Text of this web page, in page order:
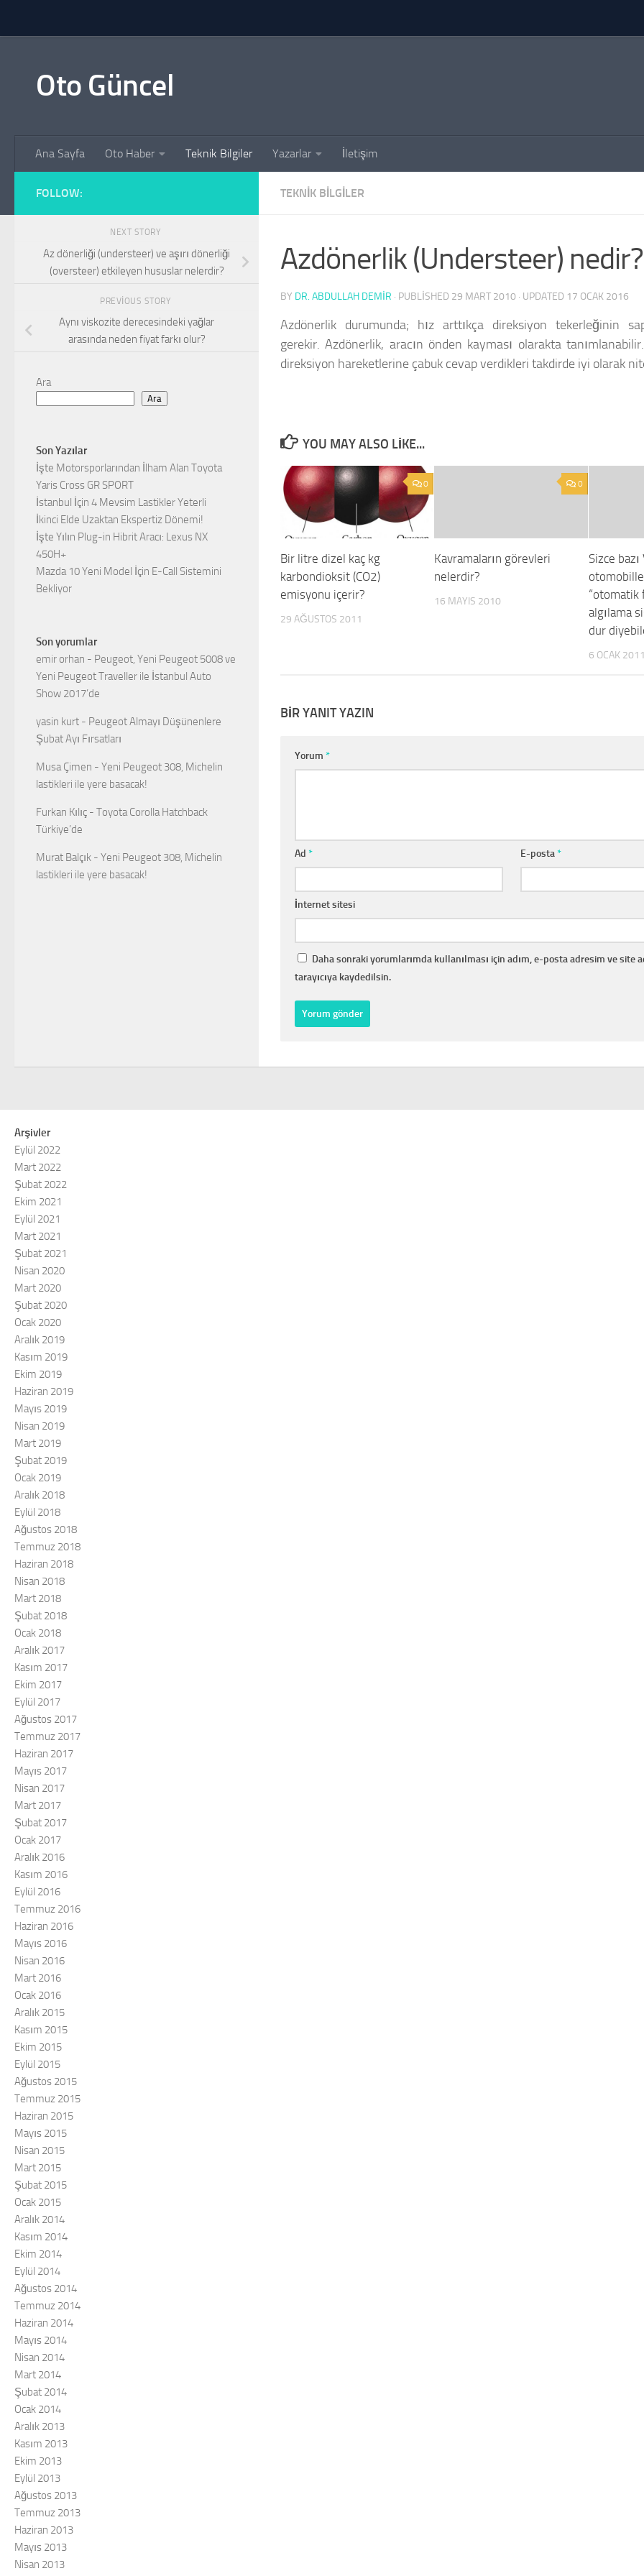
Oto Güncel
Ana Sayfa Oto Haber Teknik Bilgiler Yazarlar İletişim
TEKNIK BILGILER
Azdönerlik (Understeer) nedir?
BY DR. ABDULLAH DEMİR · PUBLISHED 29 MART 2010 · UPDATED 17 OCAK 2016
Azdönerlik durumunda; hız arttıkça direksiyon tekerleğinin
gerekir. Azdönerlik, aracın önden kayması olarakta
direksiyon hareketlerine çabuk cevap verdikleri takdirde iyi olarak
YOU MAY ALSO LIKE...
0
Bir litre dizel kaç kg
karbondioksit (CO2)
emisyonu içerir?
29 AĞUSTOS 2011
0
Kavramaların görevleri
nelerdir?
16 MAYIS 2010
Sizce
“otomatik
algılama
dur
6 OCAK 2011
BIR YANIT YAZIN
Yorum *
Ad * E-posta*
İnternet sitesi
Daha sonraki yorumlarımda kullanılması için adım, e-posta adresim ve site
tarayıcıya kaydedilsin.
FOLLOW:
NEXT STORY
Az dönerliği (understeer) ve aşırı dönerliği
(oversteer) etkileyen hususlar nelerdir?
PREVIOUS STORY
Aynı viskozite derecesindeki yağlar
arasında neden fiyat farkı olur?
Ara
Ara
Son Yazılar
İşte Motorsporlarından İlham Alan Toyota
Yaris Cross GR SPORT
İstanbul İçin 4 Mevsim Lastikler Yeterli
İkinci Elde Uzaktan Ekspertiz Dönemi!
İşte Yılın Plug-in Hibrit Aracı: Lexus NX
450H+
Mazda 10 Yeni Model İçin E-Call Sistemini
Bekliyor
Son yorumlar
emir orhan - Peugeot, Yeni Peugeot 5008 ve
Yeni Peugeot Traveller ile İstanbul Auto
Show 2017’de
yasin kurt - Peugeot Almayı Düşünenlere
Şubat Ayı Fırsatları
Musa Çimen - Yeni Peugeot 308, Michelin
lastikleri ile yere basacak!
Furkan Kılıç - Toyota Corolla Hatchback
Türkiye’de
Murat Balçık - Yeni Peugeot 308, Michelin
lastikleri ile yere basacak!
Arşivler
Eylül 2022
Mart 2022
Şubat 2022
Ekim 2021
Eylül 2021
Mart 2021
Şubat 2021
Nisan 2020
Mart 2020
Şubat 2020
Ocak 2020
Aralık 2019
Kasım 2019
Ekim 2019
Haziran 2019
Mayıs 2019
Nisan 2019
Mart 2019
Şubat 2019
Ocak 2019
Aralık 2018
Eylül 2018
Ağustos 2018
Temmuz 2018
Haziran 2018
Nisan 2018
Mart 2018
Şubat 2018
Ocak 2018
Aralık 2017
Kasım 2017
Ekim 2017
Eylül 2017
Ağustos 2017
Temmuz 2017
Haziran 2017
Mayıs 2017
Nisan 2017
Mart 2017
Şubat 2017
Ocak 2017
Aralık 2016
Kasım 2016
Eylül 2016
Temmuz 2016
Haziran 2016
Mayıs 2016
Nisan 2016
Mart 2016
Ocak 2016
Aralık 2015
Kasım 2015
Ekim 2015
Eylül 2015
Ağustos 2015
Temmuz 2015
Haziran 2015
Mayıs 2015
Nisan 2015
Mart 2015
Şubat 2015
Ocak 2015
Aralık 2014
Kasım 2014
Ekim 2014
Eylül 2014
Ağustos 2014
Temmuz 2014
Haziran 2014
Mayıs 2014
Nisan 2014
Mart 2014
Şubat 2014
Ocak 2014
Aralık 2013
Kasım 2013
Ekim 2013
Eylül 2013
Ağustos 2013
Temmuz 2013
Haziran 2013
Mayıs 2013
Nisan 2013